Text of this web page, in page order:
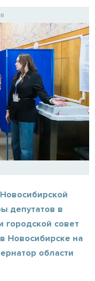
депутатов в
городской совет
Новосибирске на
области